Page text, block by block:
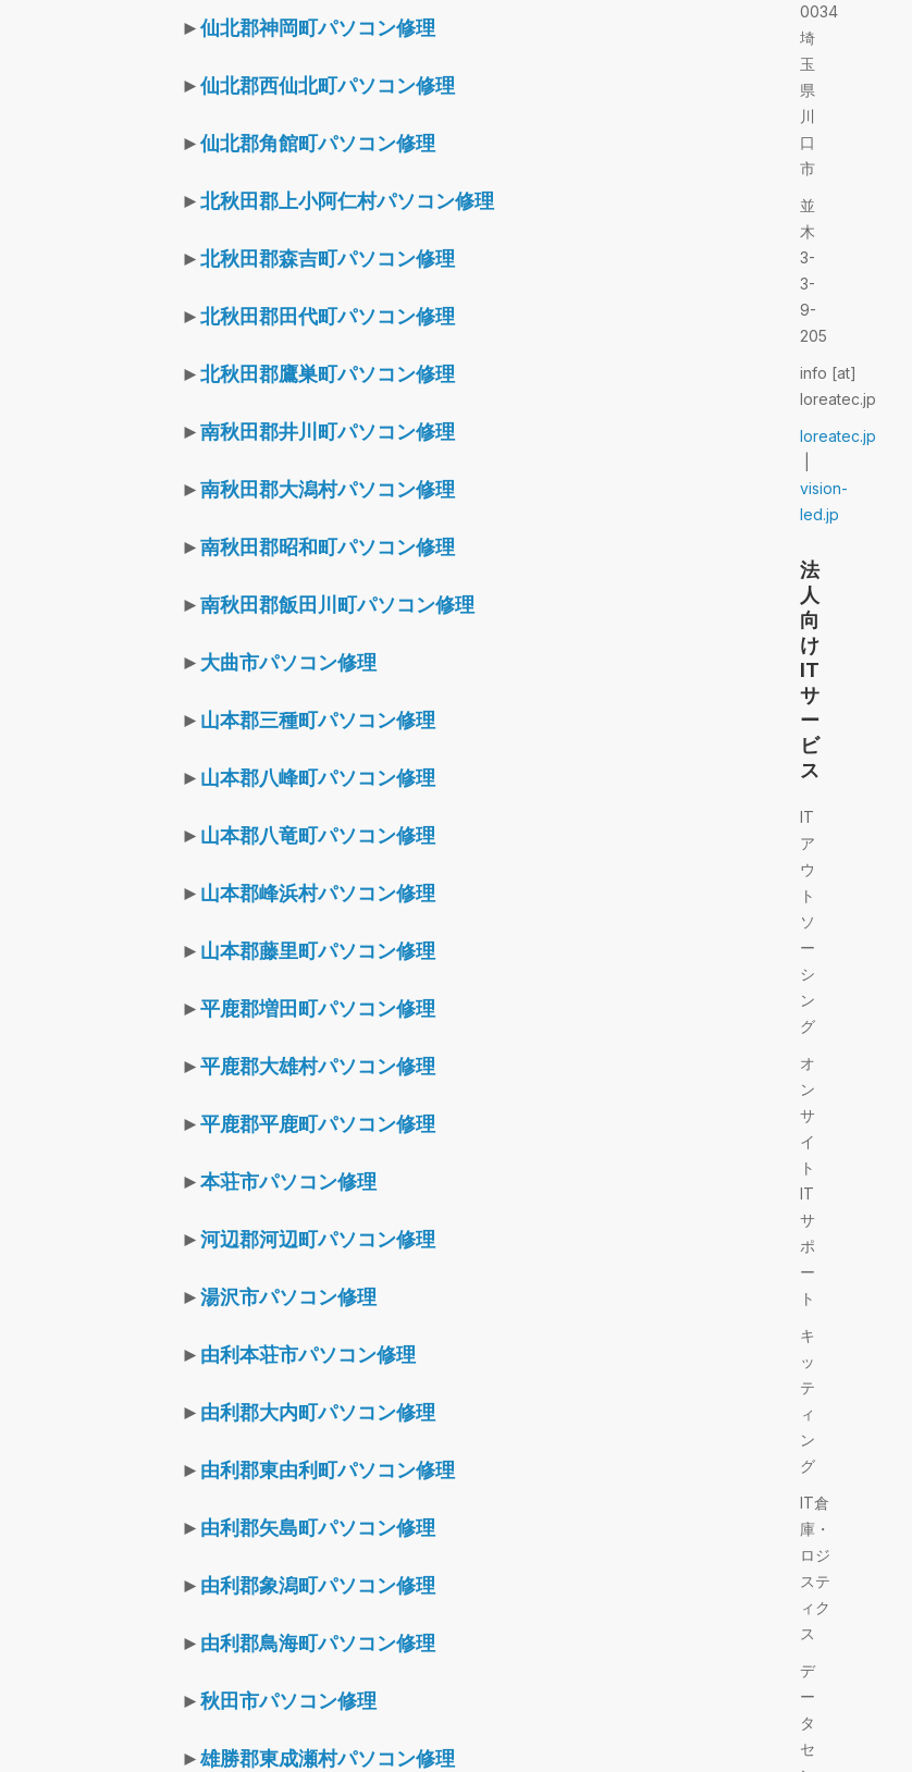
►仙北郡神岡町パソコン修理
►仙北郡西仙北町パソコン修理
►仙北郡角館町パソコン修理
►北秋田郡上小阿仁村パソコン修理
►北秋田郡森吉町パソコン修理
►北秋田郡田代町パソコン修理
►北秋田郡鷹巣町パソコン修理
►南秋田郡井川町パソコン修理
►南秋田郡大潟村パソコン修理
►南秋田郡昭和町パソコン修理
►南秋田郡飯田川町パソコン修理
► 大曲市パソコン修理
► 山本郡三種町パソコン修理
► 山本郡八峰町パソコン修理
► 山本郡八竜町パソコン修理
► 山本郡峰浜村パソコン修理
► 山本郡藤里町パソコン修理
►平鹿郡増田町パソコン修理
►平鹿郡大雄村パソコン修理
►平鹿郡平鹿町パソコン修理
►本荘市パソコン修理
►河辺郡河辺町パソコン修理
►湯沢市パソコン修理
► 由利本荘市パソコン修理
► 由利郡大内町パソコン修理
► 由利郡東由利町パソコン修理
► 由利郡矢島町パソコン修理
► 由利郡象潟町パソコン修理
► 由利郡鳥海町パソコン修理
►秋田市パソコン修理
►雄勝郡東成瀬村パソコン修理
0034
埼
玉
県
川
口
市
並
木
3-
3-
9-
205
info [at]
loreatec.jp
loreatec.jp
vision-
led.jp
法
人
向
け
IT
サ
ー
ビ
ス
IT
ア
ウ
ト
ソ
ー
シ
ン
グ
オ
ン
サ
イ
ト
IT
サ
ポ
ー
ト
キ
ッ
テ
ィ
ン
グ
IT倉
庫・
ロジ
ステ
ィク
ス
デ
ー
タ
セ